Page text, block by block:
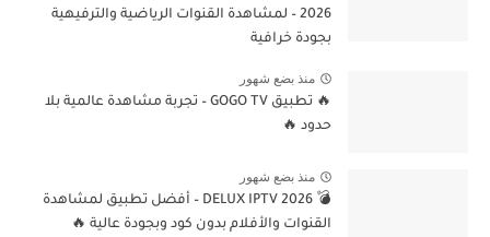
2026 – لمشاهدة القنوات الرياضية والترفيهية
بجودة خرافية
منذ بضع شهور
🔥 تطبيق GOGO TV – تجربة مشاهدة عالمية بلا
حدود 🔥
منذ بضع شهور
💣 DELUX IPTV 2026 – أفضل تطبيق لمشاهدة
القنوات والأفلام بدون كود وبجودة عالية 🔥